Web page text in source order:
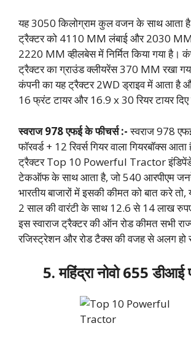
यह 3050 किलोग्राम कुल वजन के साथ आता
ट्रैक्टर को 4110 MM लंबाई और 2030
2220 MM व्हीलबेस में निर्मित किया गया है।
ट्रैक्टर का ग्राउंड क्लीयरेंस 370 MM रखा
कंपनी का यह ट्रैक्टर 2WD ड्राइव में आता है
16 फ्रंट टायर और 16.9 x 30 रियर टायर दिए
स्वराज 978 एफई के फीचर्स :-स्वराज 978
फॉरवर्ड + 12 रिवर्स गियर वाला गियरबॉक्स
ट्रैक्टर Top 10 Powerful Tractor
टेकऑफ के साथ आता है, जो 540 आरपीएम
भारतीय बाजारों में इसकी कीमत को बात करे
2 साल की वारंटी के साथ 12.6 से 14 लाख
इस स्वाराज ट्रैक्टर की ऑन रोड कीमत सभी
रजिस्ट्रेशन और रोड टैक्स की वजह से अलग हो
5. महिंद्रा नोवो 655 डीआई